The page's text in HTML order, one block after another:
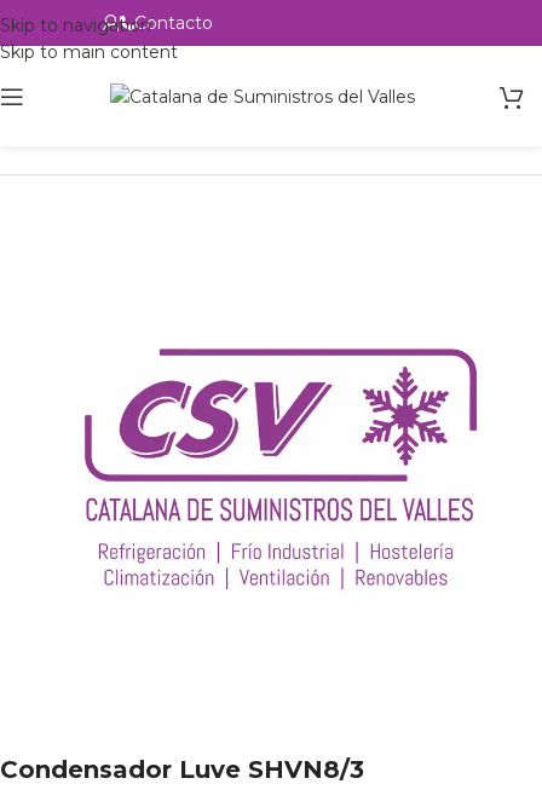
Skip to navigation
Skip to main content
Contacto
Condensador Luve SHVN8/3